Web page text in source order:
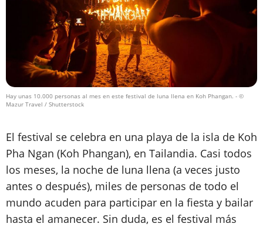
Hay unas 10.000 personas al mes en este festival de luna llena en Koh Phangan. - ©
Mazur Travel / Shutterstock
El festival se celebra en una playa de la isla de Koh
Pha Ngan (Koh Phangan), en Tailandia. Casi todos
los meses, la noche de luna llena (a veces justo
antes o después), miles de personas de todo el
mundo acuden para participar en la fiesta y bailar
hasta el amanecer. Sin duda, es el festival más